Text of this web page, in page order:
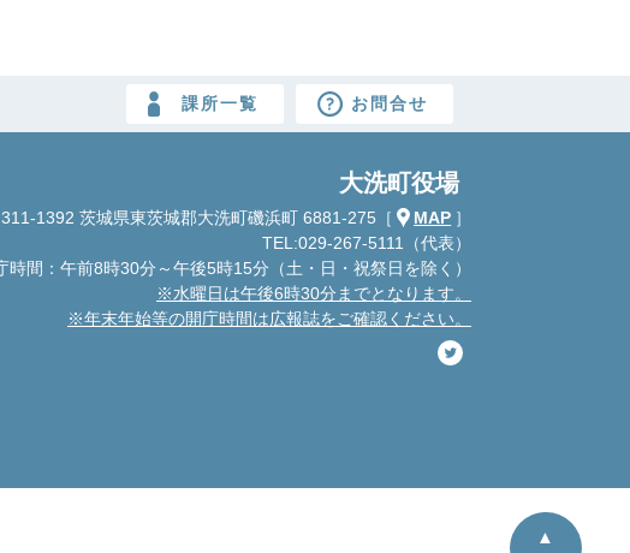
課所一覧 お問合せ
大洗町役場
1392 茨城県東茨城郡大洗町磯浜町 6881-275 ［ MAP ］
TEL:029-267-5111（代表）
時間：午前8時30分～午後5時15分 （土・日・祝祭日を除く）
※水曜日は午後6時30分までとなります。
※年末年始等の開庁時間は広報誌をご確認ください。